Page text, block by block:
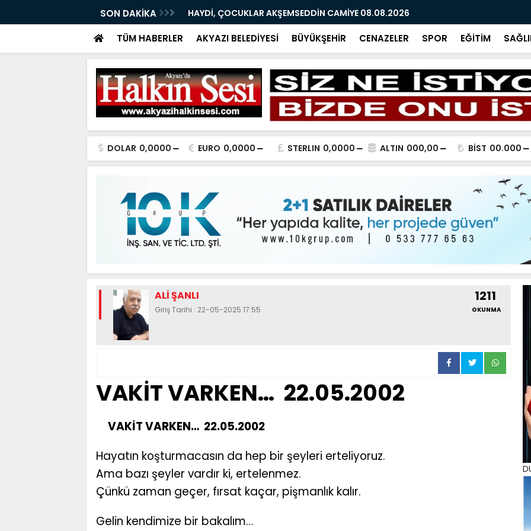
SON DAKİKA HAYDİ, ÇOCUKLAR AKŞEMSEDDİN CAMİYE 08.08.2026
TÜM HABERLER AKYAZI BELEDİYESİ BÜYÜKŞEHİR CENAZELER SPOR EĞİTİM
DOLAR 0,0000 EURO 0,0000 STERLIN 0,0000 ALTIN 000,00 BİST 00.000
ALİ ŞANLI
Giriş Tarihi : 22-05-2025 17:55
1211
OKUNMA
VAKİT VARKEN… 22.05.2002
VAKİT VARKEN… 22.05.2002
Hayatın koşturmacasın da hep bir şeyleri erteliyoruz.
Ama bazı şeyler vardır ki, ertelenmez.
Çünkü zaman geçer, fırsat kaçar, pişmanlık kalır.
Gelin kendimize bir bakalım…